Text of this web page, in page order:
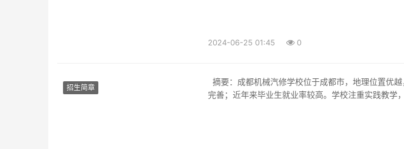
2024-06-25 01:45 0
招生简章
完善；近年来毕业生就业率较高。学校注重实践教学